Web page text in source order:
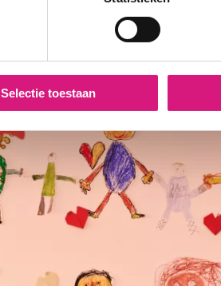
Selectie toestaan